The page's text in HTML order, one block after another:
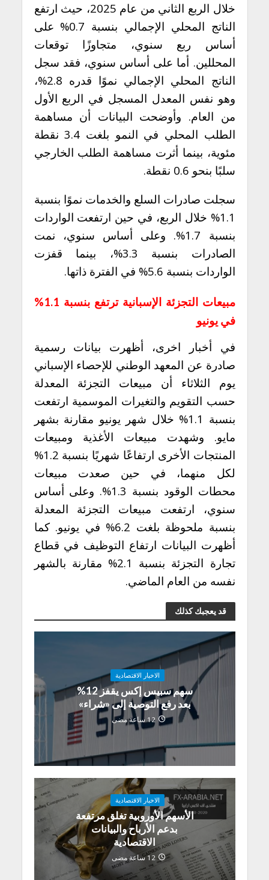
خلال الربع الثاني من عام 2025، حيث ارتفع
الناتج المحلي الإجمالي بنسبة 0.7% على
أساس ربع سنوي، متجاوزًا توقعات
المحللين. أما على أساس سنوي، فقد سجل
الناتج المحلي الإجمالي نموًا قدره 2.8%،
وهو نفس المعدل المسجل في الربع الأول
من العام. وأوضحت البيانات أن مساهمة
الطلب المحلي في النمو بلغت 3.4 نقطة
مئوية، بينما أثرت مساهمة الطلب الخارجي
سلبًا بنحو 0.6 نقطة.
سجلت صادرات السلع والخدمات نموًا بنسبة
1.1% خلال الربع، في حين ارتفعت الواردات
بنسبة 1.7%. وعلى أساس سنوي، نمت
الصادرات بنسبة 3.3%، بينما قفزت
الواردات بنسبة 5.6% في الفترة ذاتها.
مبيعات التجزئة الإسبانية ترتفع بنسبة 1.1%
في يونيو
في أخبار اخرى، أظهرت بيانات رسمية
صادرة عن المعهد الوطني للإحصاء الإسباني
يوم الثلاثاء أن مبيعات التجزئة المعدلة
حسب التقويم والتغيرات الموسمية ارتفعت
بنسبة 1.1% خلال شهر يونيو مقارنة بشهر
مايو. وشهدت مبيعات الأغذية ومبيعات
المنتجات الأخرى ارتفاعًا شهريًا بنسبة 1.2%
لكل منهما، في حين صعدت مبيعات
محطات الوقود بنسبة 1.3%. وعلى أساس
سنوي، ارتفعت مبيعات التجزئة المعدلة
بنسبة ملحوظة بلغت 6.2% في يونيو. كما
أظهرت البيانات ارتفاع التوظيف في قطاع
تجارة التجزئة بنسبة 2.1% مقارنة بالشهر
نفسه من العام الماضي.
قد يعجبك كذلك
الاخبار الاقتصادية
سهم سبيس إكس يقفز 12%
بعد رفع التوصية إلى «شراء»
12 ساعة مضى
الاخبار الاقتصادية
الأسهم الأوروبية تغلق مرتفعة
بدعم الأرباح والبيانات
الاقتصادية
12 ساعة مضى